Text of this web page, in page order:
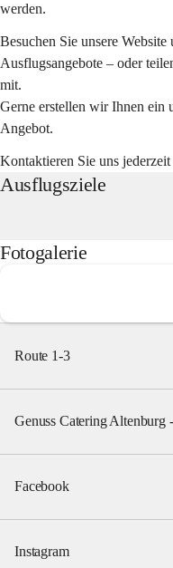
werden.
Besuchen Sie unsere
Ausflugsangebote – oder
mit.
Gerne erstellen wir Ihnen ein
Angebot.
Kontaktieren Sie uns
Ausflugsziele
Fotogalerie
Route 1-3
Genuss Catering Altenburg
Facebook
Instagram